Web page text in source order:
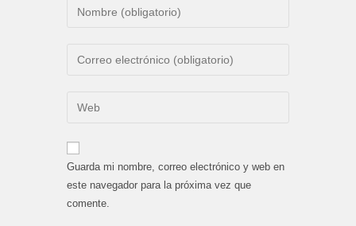
de
para
comentar
de
electrónico
para
comentar
URL
de
web
Guarda mi nombre, correo electrónico y web en
este navegador para la próxima vez que
comente.